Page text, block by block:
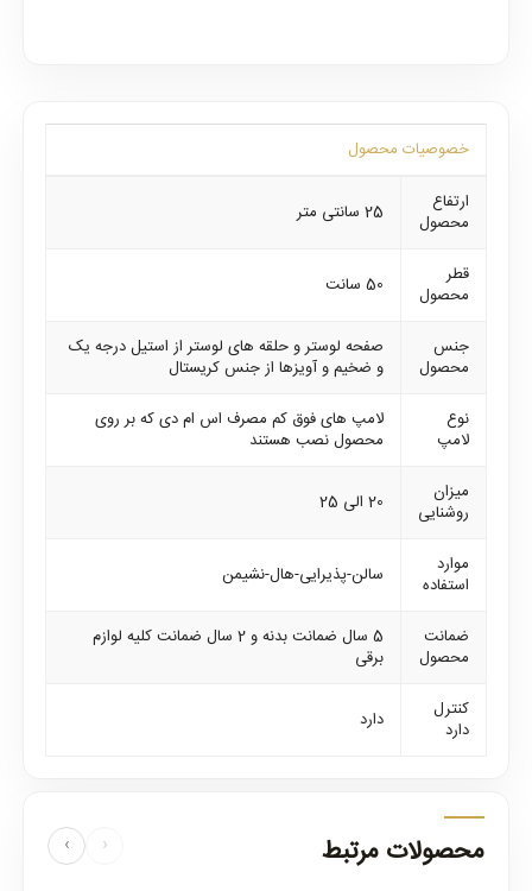
خصوصیات محصول
ارتفاع
محصول
25 سانتی متر
قطر
محصول
50 سانت
جنس
محصول
صفحه لوستر و حلقه های لوستر از استیل درجه یک
و ضخیم و آویزها از جنس کریستال
نوع
لامپ
لامپ های فوق کم مصرف اس ام دی که بر روی
محصول نصب هستند
میزان
روشنایی
20 الی 25
موارد
استفاده
سالن-پذیرایی-هال-نشیمن
ضمانت
محصول
5 سال ضمانت بدنه و 2 سال ضمانت کلیه لوازم
برقی
کنترل
دارد
دارد
محصولات مرتبط ‹
›